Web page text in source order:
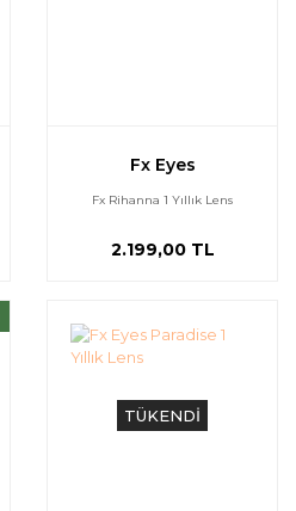
Fx Eyes
Fx Rihanna 1 Yıllık Lens
2.199,00 TL
TÜKENDİ